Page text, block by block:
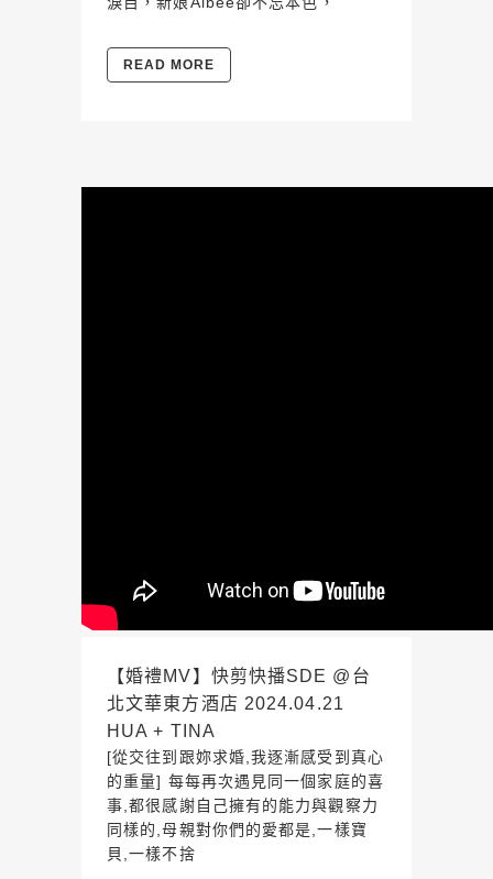
READ MORE
【婚禮MV】快剪快播SDE @台
北文華東方酒店 2024.04.21
HUA + TINA
[從交往到跟妳求婚,我逐漸感受到真心
的重量] 每每再次遇見同一個家庭的喜
事,都很感謝自己擁有的能力與觀察力
同樣的,母親對你們的愛都是,一樣寶
貝,一樣不捨